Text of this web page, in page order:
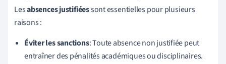
Lesabsences justifiéessont essentielles pour plusieurs
raisons :
Éviter les sanctions: Toute absence non justifiée peut
entraîner des pénalités académiques ou disciplinaires.